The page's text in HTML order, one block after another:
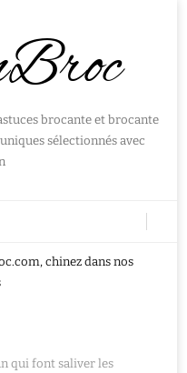
brocante et brocante
sélectionnés avec
chinez dans nos
qui font saliver les